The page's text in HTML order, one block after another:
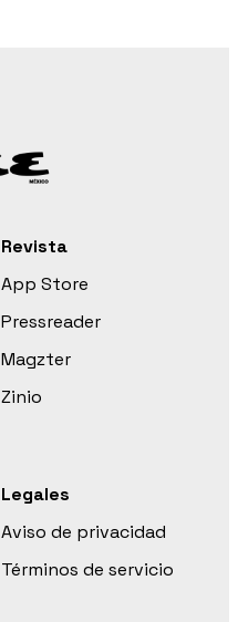
Revista
App Store
Pressreader
Magzter
Zinio
Legales
Aviso de privacidad
Términos de servicio